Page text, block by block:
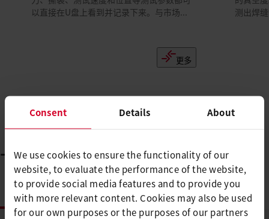
Consent Details About
We use cookies to ensure the functionality of our
website, to evaluate the performance of the website,
to provide social media features and to provide you
with more relevant content. Cookies may also be used
for our own purposes or the purposes of our partners
以直接在U盘上看到并记录下来。与市场...
更多
测出焊
下载 您需要的一切都在手边
信息